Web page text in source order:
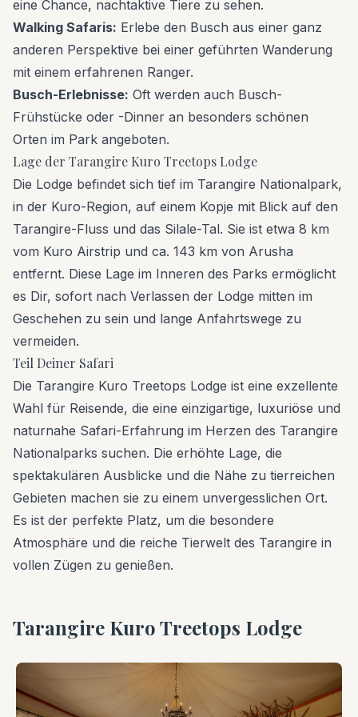
eine Chance, nachtaktive Tiere zu sehen.
Walking Safaris: Erlebe den Busch aus einer ganz
anderen Perspektive bei einer geführten Wanderung
mit einem erfahrenen Ranger.
Busch-Erlebnisse: Oft werden auch Busch-
Frühstücke oder -Dinner an besonders schönen
Orten im Park angeboten.
Lage der Tarangire Kuro Treetops Lodge
Die Lodge befindet sich tief im Tarangire Nationalpark,
in der Kuro-Region, auf einem Kopje mit Blick auf den
Tarangire-Fluss und das Silale-Tal. Sie ist etwa 8 km
vom Kuro Airstrip und ca. 143 km von Arusha
entfernt. Diese Lage im Inneren des Parks ermöglicht
es Dir, sofort nach Verlassen der Lodge mitten im
Geschehen zu sein und lange Anfahrtswege zu
vermeiden.
Teil Deiner Safari
Die Tarangire Kuro Treetops Lodge ist eine exzellente
Wahl für Reisende, die eine einzigartige, luxuriöse und
naturnahe Safari-Erfahrung im Herzen des Tarangire
Nationalparks suchen. Die erhöhte Lage, die
spektakulären Ausblicke und die Nähe zu tierreichen
Gebieten machen sie zu einem unvergesslichen Ort.
Es ist der perfekte Platz, um die besondere
Atmosphäre und die reiche Tierwelt des Tarangire in
vollen Zügen zu genießen.
Tarangire Kuro Treetops Lodge